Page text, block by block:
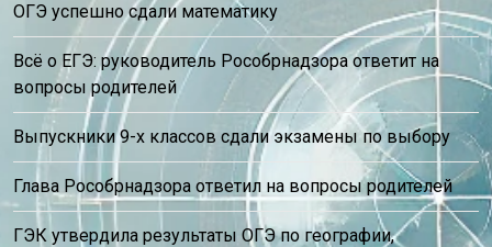
ОГЭ успешно сдали математику
Всё о ЕГЭ: руководитель Рособрнадзора ответит на
вопросы родителей
Выпускники 9-х классов сдали экзамены по выбору
Глава Рособрнадзора ответил на вопросы родителей
ГЭК утвердила результаты ОГЭ по географии,